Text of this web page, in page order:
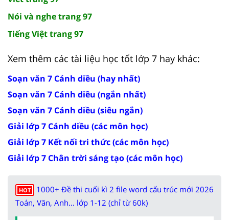
Nói và nghe trang 97
Tiếng Việt trang 97
Xem thêm các tài liệu học tốt lớp 7 hay khác:
Soạn văn 7 Cánh diều (hay nhất)
Soạn văn 7 Cánh diều (ngắn nhất)
Soạn văn 7 Cánh diều (siêu ngắn)
Giải lớp 7 Cánh diều (các môn học)
Giải lớp 7 Kết nối tri thức (các môn học)
Giải lớp 7 Chân trời sáng tạo (các môn học)
HOT
1000+ Đề thi cuối kì 2 file word cấu trúc mới 2026
Toán, Văn, Anh... lớp 1-12 (chỉ từ 60k)